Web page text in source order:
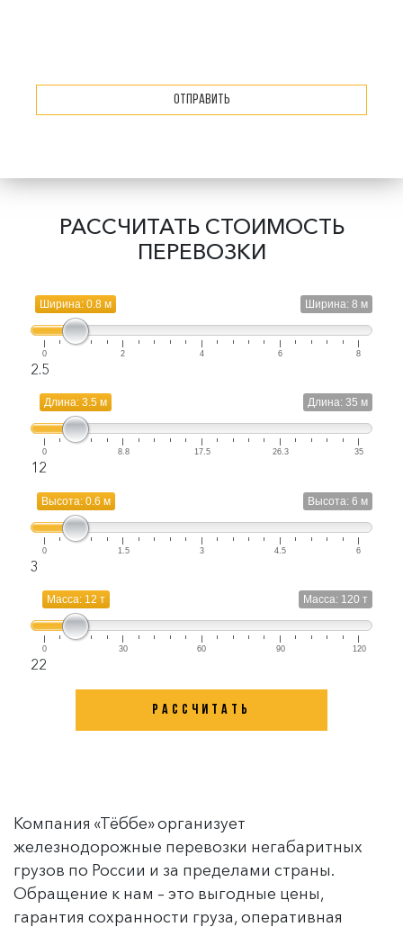
Отправить
РАССЧИТАТЬ СТОИМОСТЬ
ПЕРЕВОЗКИ
Ширина: 8 м
Ширина: 0.8 м
0 2 4 6 8
2.5
Длина: 35 м
Длина: 3.5 м
0 8.8 17.5 26.3 35
12
Высота: 6 м
Высота: 0.6 м
0 1.5 3 4.5 6
3
Масса: 120 т
Масса: 12 т
0 30 60 90 120
22
Компания «Тёббе» организует
железнодорожные перевозки негабаритных
грузов по России и за пределами страны.
Обращение к нам – это выгодные цены,
гарантия сохранности груза, оперативная